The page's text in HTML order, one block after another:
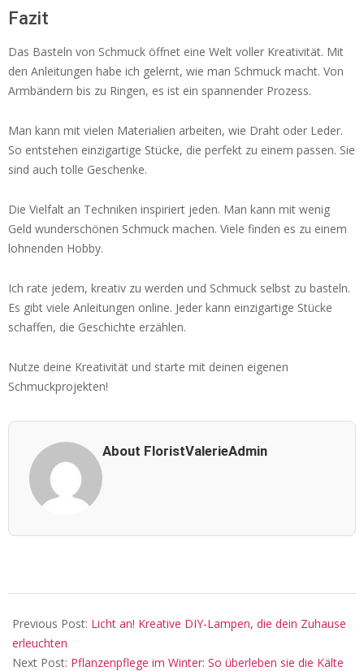
Fazit
Das Basteln von Schmuck öffnet eine Welt voller Kreativität. Mit
den Anleitungen habe ich gelernt, wie man Schmuck macht. Von
Armbändern bis zu Ringen, es ist ein spannender Prozess.
Man kann mit vielen Materialien arbeiten, wie Draht oder Leder.
So entstehen einzigartige Stücke, die perfekt zu einem passen. Sie
sind auch tolle Geschenke.
Die Vielfalt an Techniken inspiriert jeden. Man kann mit wenig
Geld wunderschönen Schmuck machen. Viele finden es zu einem
lohnenden Hobby.
Ich rate jedem, kreativ zu werden und Schmuck selbst zu basteln.
Es gibt viele Anleitungen online. Jeder kann einzigartige Stücke
schaffen, die Geschichte erzählen.
Nutze deine Kreativität und starte mit deinen eigenen
Schmuckprojekten!
About FloristValerieAdmin
06-
15
Previous Post: Licht an! Kreative DIY-Lampen, die dein Zuhause
erleuchten
Next Post: Pflanzenpflege im Winter: So überleben sie die Kälte